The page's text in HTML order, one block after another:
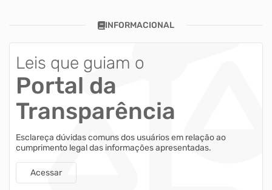
INFORMACIONAL
Leis que guiam o
Portal da
Transparência
Esclareça dúvidas comuns dos usuários em relação ao
cumprimento legal das informações apresentadas.
Acessar